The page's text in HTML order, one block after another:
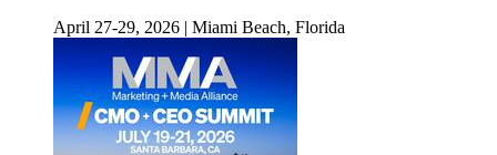
April 27-29, 2026 | Miami Beach, Florida